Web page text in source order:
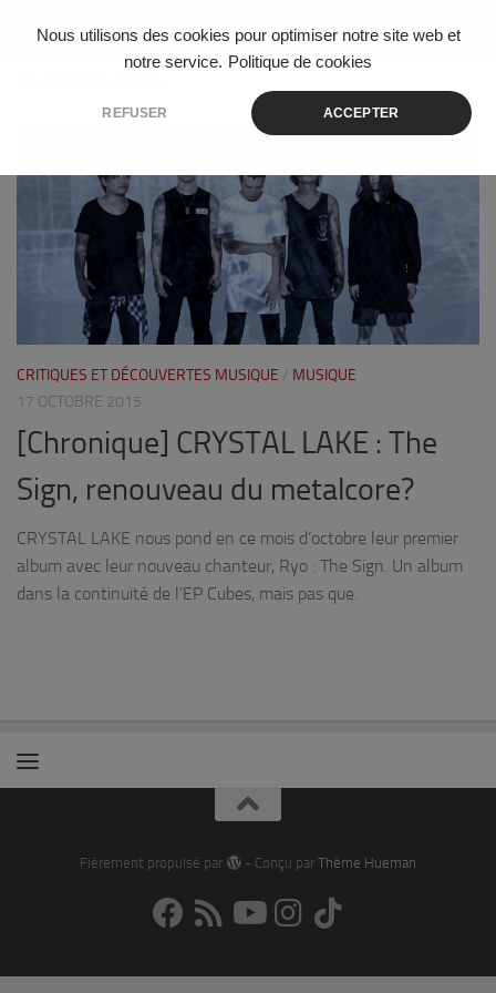
Nous utilisons des cookies pour optimiser notre site web et
notre service. Politique de cookies
REFUSER ACCEPTER
Skip to content
CRITIQUES ET DÉCOUVERTES MUSIQUE / MUSIQUE
17 OCTOBRE 2015
[Chronique] CRYSTAL LAKE : The
Sign, renouveau du metalcore?
CRYSTAL LAKE nous pond en ce mois d’octobre leur premier
album avec leur nouveau chanteur, Ryo : The Sign. Un album
dans la continuité de l’EP Cubes, mais pas que.
Fièrement propulsé par - Conçu par Thème Hueman